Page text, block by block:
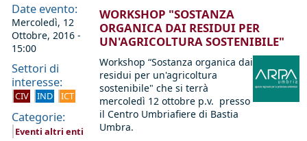
Date evento:
Mercoledì, 12
Ottobre, 2016 -
15:00
Settori di
interesse:
CIV IND ICT
Categorie:
Eventi altri enti
WORKSHOP "SOSTANZA
ORGANICA DAI RESIDUI PER
UN'AGRICOLTURA SOSTENIBILE"
Workshop “Sostanza organica dai
residui per un'agricoltura
sostenibile" che si terrà
mercoledì 12 ottobre p.v. presso
il Centro Umbriafiere di Bastia
Umbra.